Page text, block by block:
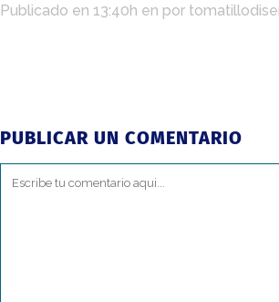
Publicado en 13:40h en por
PUBLICAR UN COMENTARIO